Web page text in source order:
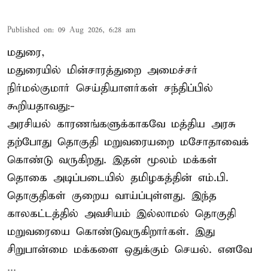
Published on: 09 Aug 2026, 6:28 am
மதுரை,
மதுரையில் மின்சாரத்துறை அமைச்சர்
நிர்மல்குமார் செய்தியாளர்கள் சந்திப்பில்
கூறியதாவது:-
அரசியல் காரணங்களுக்காகவே மத்திய அரசு
தற்போது தொகுதி மறுவரையறை மசோதாவைக்
கொண்டு வருகிறது. இதன் மூலம் மக்கள்
தொகை அடிப்படையில் தமிழகத்தின் எம்.பி.
தொகுதிகள் குறைய வாய்ப்புள்ளது. இந்த
காலகட்டத்தில் அவசியம் இல்லாமல் தொகுதி
மறுவரையை கொண்டுவருகிறார்கள். இது
சிறுபான்மை மக்களை ஒதுக்கும் செயல். எனவே
...